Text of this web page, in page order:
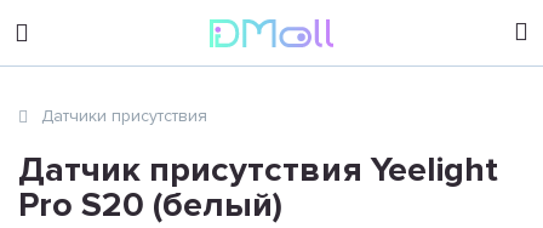
sales@dimoll.ru
Датчики присутствия
Датчик присутствия Yeelight
Pro S20 (белый)